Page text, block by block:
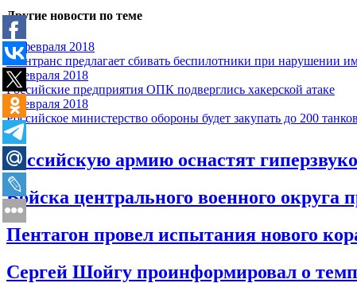
Другие новости по теме
13 февраля 2018
Минтранс предлагает сбивать беспилотники при нарушении
9 февраля 2018
Российские предприятия ОПК подверглись хакерской атаке
9 февраля 2018
Российское министерство обороны будет закупать до 200
Российскую армию оснастят
Войска центрального военного округа
Пентагон провел испытания нового
Сергей Шойгу проинформировал о